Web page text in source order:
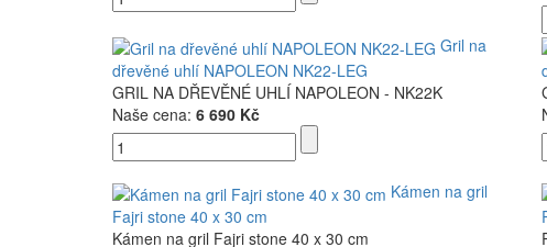
Gril na
dřevěné uhlí NAPOLEON NK22-LEG
GRIL NA DŘEVĚNÉ UHLÍ NAPOLEON - NK22K
Naše cena: 6 690 Kč
Kámen na gril
Fajri stone 40 x 30 cm
Kámen na gril Fajri stone 40 x 30 cm